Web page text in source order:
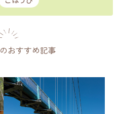
のおすすめ記事